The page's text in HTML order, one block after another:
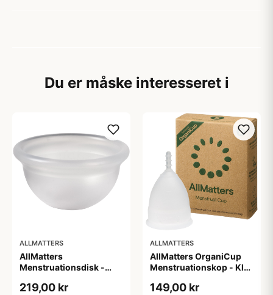
Du er måske interesseret i
ALLMATTERS
AllMatters
Menstruationsdisk -
219,00 kr
ALLMATTERS
AllMatters OrganiCup
Menstruationskop - Klar
149,00 kr